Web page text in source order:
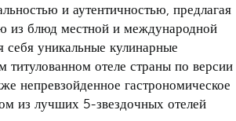
и аутентичностью, предлагая
из блюд местной и международной
себя уникальные кулинарные
титулованном отеле страны по версии
непревзойденное гастрономическое
из лучших 5-звездочных отелей